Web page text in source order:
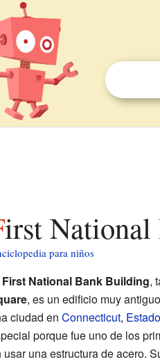
First
para niños
First National Bank Building,
, es un edificio muy
ciudad en Connecticut,
porque fue uno de los
usar una estructura de acero.